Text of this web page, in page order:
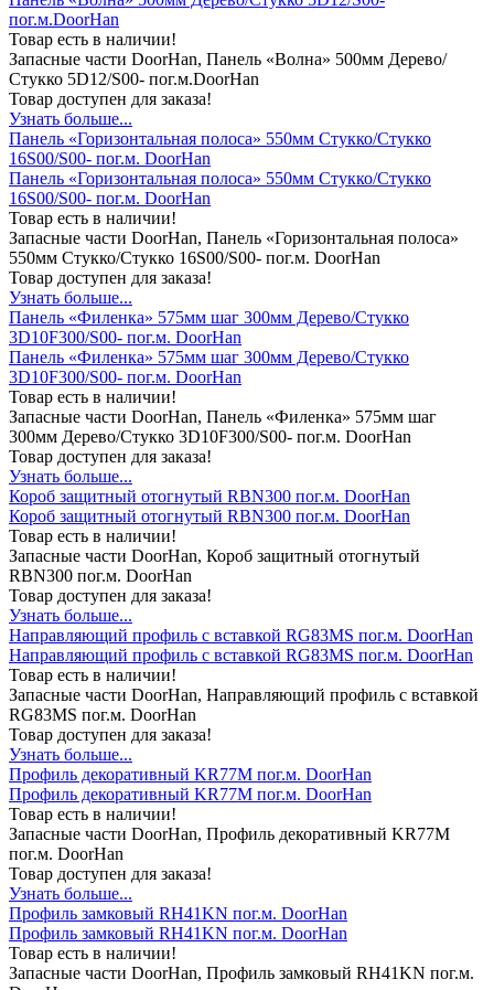
пог.м.DoorHan
Товар есть в наличии!
Запасные части DoorHan, Панель «Волна» 500мм Дерево/
Стукко 5D12/S00- пог.м.DoorHan
Товар доступен для заказа!
Узнать больше...
Панель «Горизонтальная полоса» 550мм Стукко/Стукко
16S00/S00- пог.м. DoorHan
Панель «Горизонтальная полоса» 550мм Стукко/Стукко
16S00/S00- пог.м. DoorHan
Товар есть в наличии!
Запасные части DoorHan, Панель «Горизонтальная полоса»
550мм Стукко/Стукко 16S00/S00- пог.м. DoorHan
Товар доступен для заказа!
Узнать больше...
Панель «Филенка» 575мм шаг 300мм Дерево/Стукко
3D10F300/S00- пог.м. DoorHan
Панель «Филенка» 575мм шаг 300мм Дерево/Стукко
3D10F300/S00- пог.м. DoorHan
Товар есть в наличии!
Запасные части DoorHan, Панель «Филенка» 575мм шаг
300мм Дерево/Стукко 3D10F300/S00- пог.м. DoorHan
Товар доступен для заказа!
Узнать больше...
Короб защитный отогнутый RBN300 пог.м. DoorHan
Короб защитный отогнутый RBN300 пог.м. DoorHan
Товар есть в наличии!
Запасные части DoorHan, Короб защитный отогнутый
RBN300 пог.м. DoorHan
Товар доступен для заказа!
Узнать больше...
Направляющий профиль с вставкой RG83MS пог.м. DoorHan
Направляющий профиль с вставкой RG83MS пог.м. DoorHan
Товар есть в наличии!
Запасные части DoorHan, Направляющий профиль с вставкой
RG83MS пог.м. DoorHan
Товар доступен для заказа!
Узнать больше...
Профиль декоративный KR77M пог.м. DoorHan
Профиль декоративный KR77M пог.м. DoorHan
Товар есть в наличии!
Запасные части DoorHan, Профиль декоративный KR77M
пог.м. DoorHan
Товар доступен для заказа!
Узнать больше...
Профиль замковый RH41KN пог.м. DoorHan
Профиль замковый RH41KN пог.м. DoorHan
Товар есть в наличии!
Запасные части DoorHan, Профиль замковый RH41KN пог.м.